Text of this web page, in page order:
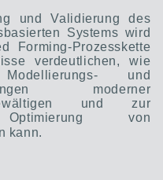
und Validierung des
Systems wird
Forming-Prozesskette
verdeutlichen, wie
und
moderner
und zur
Optimierung von
kann.